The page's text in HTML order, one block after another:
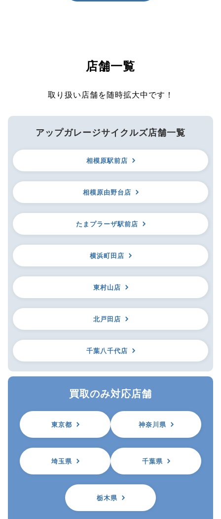
店舗一覧
取り扱い店舗を随時拡大中です！
アップガレージサイクルズ店舗一覧
相模原駅前店
相模原由野台店
たまプラーザ駅前店
横浜町田店
東村山店
北戸田店
千葉八千代店
買取のみ対応店舗
東京都 神奈川県
埼玉県 千葉県
栃木県